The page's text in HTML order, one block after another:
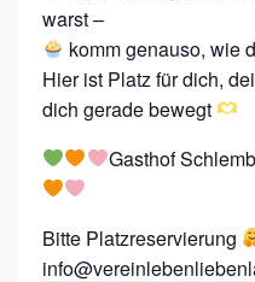
N
S
F
R
E
U
D
E
warst –
komm genauso, wie
Hier ist Platz für dich,
dich gerade bewegt
Gasthof
Bitte Platzreservierung